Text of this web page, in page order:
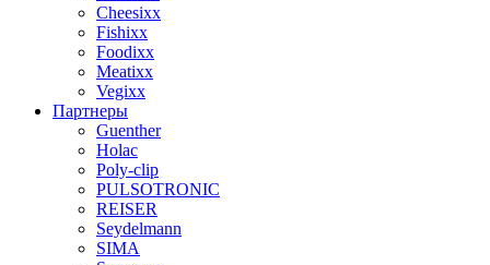
Cheesixx
Fishixx
Foodixx
Meatixx
Vegixx
Партнеры
Guenther
Holac
Poly-clip
PULSOTRONIC
REISER
Seydelmann
SIMA